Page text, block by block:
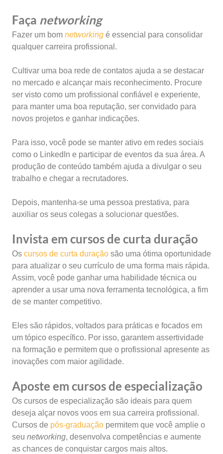
Faça networking
Fazer um bom networking é essencial para consolidar
qualquer carreira profissional.
Cultivar uma boa rede de contatos ajuda a se destacar
no mercado e alcançar mais reconhecimento. Procure
ser visto como um profissional confiável e experiente,
para manter uma boa reputação, ser convidado para
novos projetos e ganhar indicações.
Para isso, você pode se manter ativo em redes sociais
como o LinkedIn e participar de eventos da sua área. A
produção de conteúdo também ajuda a divulgar o seu
trabalho e chegar a recrutadores.
Depois, mantenha-se uma pessoa prestativa, para
auxiliar os seus colegas a solucionar questões.
Invista em cursos de curta duração
Os cursos de curta duração são uma ótima oportunidade
para atualizar o seu currículo de uma forma mais rápida.
Assim, você pode ganhar uma habilidade técnica ou
aprender a usar uma nova ferramenta tecnológica, a fim
de se manter competitivo.
Eles são rápidos, voltados para práticas e focados em
um tópico específico. Por isso, garantem assertividade
na formação e permitem que o profissional apresente as
inovações com maior agilidade.
Aposte em cursos de especialização
Os cursos de especialização são ideais para quem
deseja alçar novos voos em sua carreira profissional.
Cursos de pós-graduação permitem que você amplie o
seu networking, desenvolva competências e aumente
as chances de conquistar cargos mais altos.